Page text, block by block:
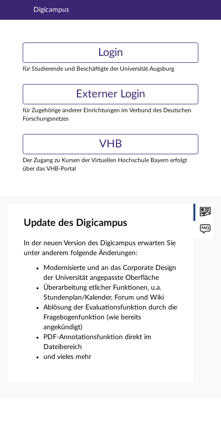
Hauptnavigation
Externer Login
Digicampus
Login
für Studierende und Beschäftigte der Universität Augsburg
Externer Login
für Zugehörige anderer Einrichtungen im Verbund des Deutschen
Forschungsnetzes
VHB
Der Zugang zu Kursen der Virtuellen Hochschule Bayern erfolgt
über das VHB-Portal
Update des Digicampus
In der neuen Version des Digicampus erwarten Sie
unter anderem folgende Änderungen:
Modernisierte und an das Corporate Design
der Universität angepasste Oberfläche
Überarbeitung etlicher Funktionen, u.a.
Stundenplan/Kalender, Forum und Wiki
Ablösung der Evaluationsfunktion durch die
Fragebogenfunktion (wie bereits
angekündigt)
PDF-Annotationsfunktion direkt im
Dateibereich
und vieles mehr